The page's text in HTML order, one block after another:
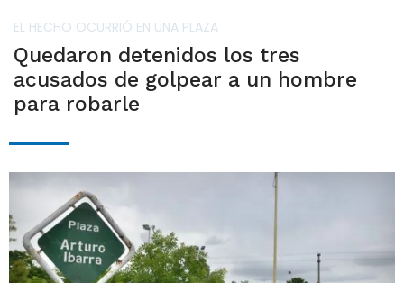
EL HECHO OCURRIÓ EN UNA PLAZA
Quedaron detenidos los tres
acusados de golpear a un hombre
para robarle